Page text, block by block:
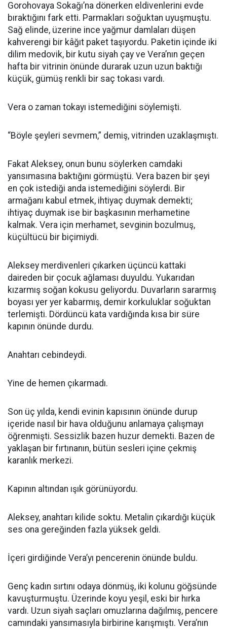
Gorohovaya Sokağı’na dönerken eldivenlerini evde
bıraktığını fark etti. Parmakları soğuktan uyuşmuştu.
Sağ elinde, üzerine ince yağmur damlaları düşen
kahverengi bir kâğıt paket taşıyordu. Paketin içinde iki
dilim medovik, bir kutu siyah çay ve Vera’nın geçen
hafta bir vitrinin önünde durarak uzun uzun baktığı
küçük, gümüş renkli bir saç tokası vardı.
Vera o zaman tokayı istemediğini söylemişti.
“Böyle şeyleri sevmem,” demiş, vitrinden uzaklaşmıştı.
Fakat Aleksey, onun bunu söylerken camdaki
yansımasına baktığını görmüştü. Vera bazen bir şeyi
en çok istediği anda istemediğini söylerdi. Bir
armağanı kabul etmek, ihtiyaç duymak demekti;
ihtiyaç duymak ise bir başkasının merhametine
kalmak. Vera için merhamet, sevginin bozulmuş,
küçültücü bir biçimiydi.
Aleksey merdivenleri çıkarken üçüncü kattaki
daireden bir çocuk ağlaması duyuldu. Yukarıdan
kızarmış soğan kokusu geliyordu. Duvarların sararmış
boyası yer yer kabarmış, demir korkuluklar soğuktan
terlemişti. Dördüncü kata vardığında kısa bir süre
kapının önünde durdu.
Anahtarı cebindeydi.
Yine de hemen çıkarmadı.
Son üç yılda, kendi evinin kapısının önünde durup
içeride nasıl bir hava olduğunu anlamaya çalışmayı
öğrenmişti. Sessizlik bazen huzur demekti. Bazen de
yaklaşan bir fırtınanın, bütün sesleri içine çekmiş
karanlık merkezi.
Kapının altından ışık görünüyordu.
Aleksey, anahtarı kilide soktu. Metalin çıkardığı küçük
ses ona gereğinden fazla yüksek geldi.
İçeri girdiğinde Vera’yı pencerenin önünde buldu.
Genç kadın sırtını odaya dönmüş, iki kolunu göğsünde
kavuşturmuştu. Üzerinde koyu yeşil, eski bir hırka
vardı. Uzun siyah saçları omuzlarına dağılmış, pencere
camındaki yansımasıyla birbirine karışmıştı. Vera’nın